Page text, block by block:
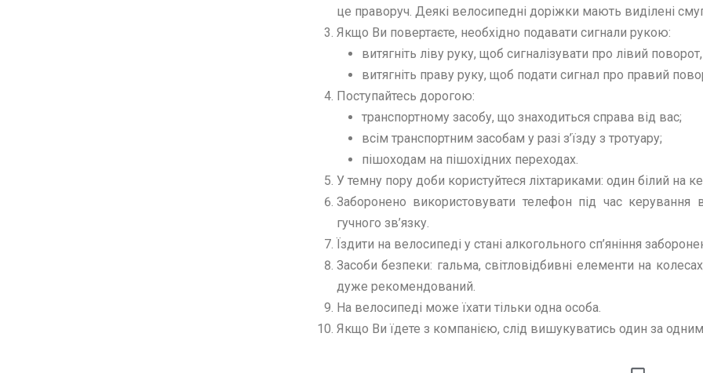
це праворуч. Деякі велосипедні доріжки мають виділені
Якщо Ви повертаєте, необхідно подавати сигнали рукою:
витягніть ліву руку, щоб сигналізувати про лівий поворот,
витягніть праву руку, щоб подати сигнал про правий
Поступайтесь дорогою:
транспортному засобу, що знаходиться справа від вас;
всім транспортним засобам у разі з’їзду з тротуару;
пішоходам на пішохідних переходах.
У темну пору доби користуйтеся ліхтариками: один білий на
Заборонено використовувати телефон під час
гучного зв’язку.
Їздити на велосипеді у стані алкогольного сп’яніння
Засоби безпеки: гальма, світловідбивні елементи на
дуже рекомендований.
На велосипеді може їхати тільки одна особа.
Якщо Ви їдете з компанією, слід вишукуватись один за